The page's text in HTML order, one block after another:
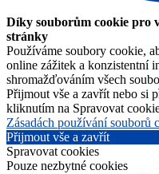
Díky souborům cookie pro
stránky
Používáme soubory cookie,
online zážitek a konzistentní
shromažďováním všech
Přijmout vše a zavřít nebo si
kliknutím na Spravovat
Zásadách používání souborů
Přijmout vše a zavřít
Spravovat cookies
Pouze nezbytné cookies